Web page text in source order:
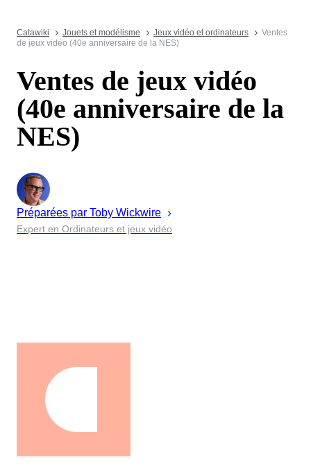
Catawiki Jouets et modélisme Jeux vidéo et ordinateurs
Ventes
de jeux vidéo (40e anniversaire de la NES)
Ventes de jeux vidéo
(40e anniversaire de la
NES)
Préparées par Toby Wickwire
Expert en Ordinateurs et jeux vidéo